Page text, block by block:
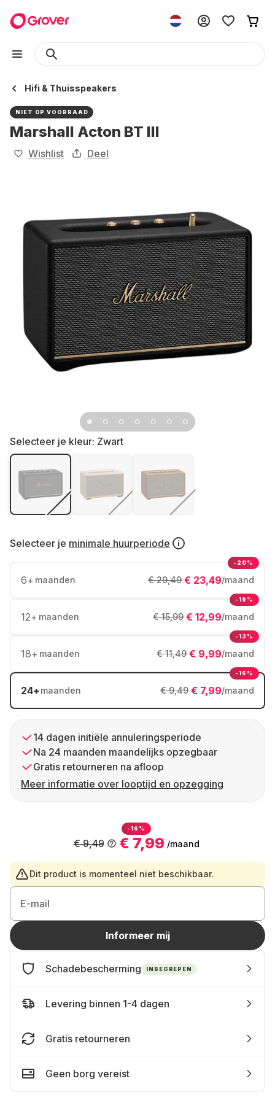
Hifi & Thuisspeakers
NIET OP VOORRAAD
Marshall Acton BT III
Wishlist Deel
Selecteer je kleur: Zwart
Selecteer je minimale huurperiode
6+ maanden € 23,49/maand
€ 29,49
-20%
12+ maanden € 12,99/maand
€ 15,99
-19%
18+ maanden € 9,99/maand
€ 11,49
-13%
24+ maanden € 7,99/maand
€ 9,49
-16%
14 dagen initiële annuleringsperiode
Na 24 maanden maandelijks opzegbaar
Gratis retourneren na afloop
Meer informatie over looptijd en opzegging
-16%
€ 7,99 /maand
€ 9,49
Dit product is momenteel niet beschikbaar.
E-mail
Informeer mij
Schadebescherming INBEGREPEN
Levering binnen 1-4 dagen
Gratis retourneren
Geen borg vereist